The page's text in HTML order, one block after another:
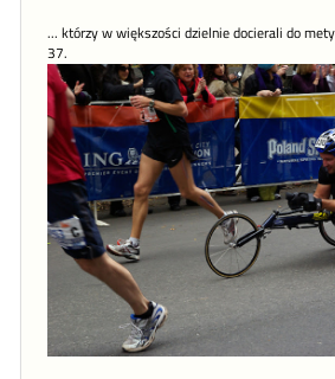
... którzy w większości dzielnie docierali do
37.